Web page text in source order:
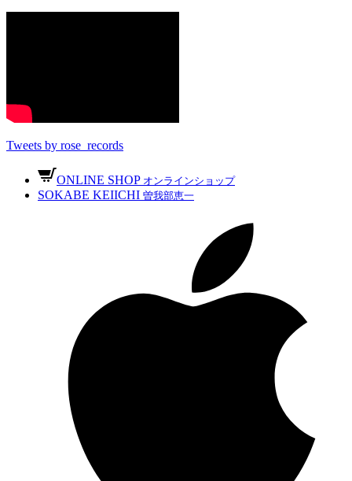
Tweets by rose_records
ONLINE SHOP オンラインショップ
SOKABE KEIICHI 曽我部恵一